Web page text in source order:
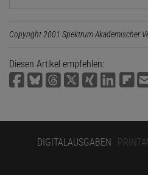
Copyright 2001 Spektrum Akademischer
Diesen Artikel empfehlen:
DIGITALAUSGABEN